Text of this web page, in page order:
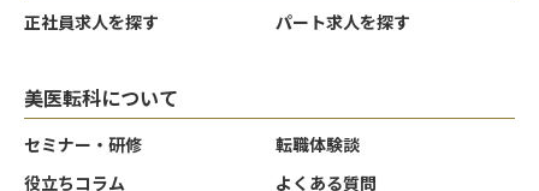
正社員求人を探す パート求人を探す
美医転科について
セミナー・研修
転職体験談
役立ちコラム
よくある質問